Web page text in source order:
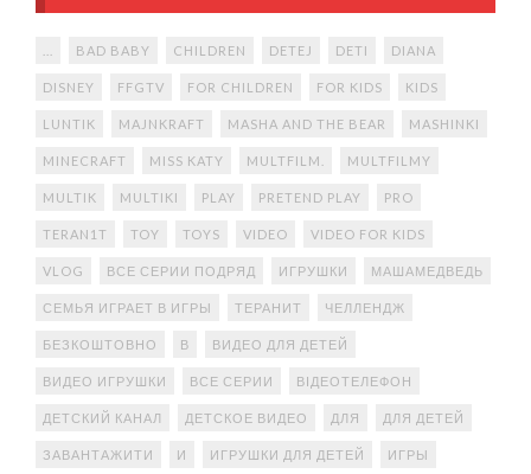
BAD BABY CHILDREN DETEJ DETI DIANA
DISNEY FFGTV FOR CHILDREN FOR KIDS KIDS
LUNTIK MAJNKRAFT MASHA AND THE BEAR MASHINKI
MINECRAFT MISS KATY MULTFILM. MULTFILMY
MULTIK MULTIKI PLAY PRETEND PLAY PRO
TERAN1T TOY TOYS VIDEO VIDEO FOR KIDS
VLOG ВСЕ СЕРИИ ПОДРЯД ИГРУШКИ МАШАМЕДВЕДЬ
СЕМЬЯ ИГРАЕТ В ИГРЫ ТЕРАНИТ ЧЕЛЛЕНДЖ
БЕЗКОШТОВНО В ВИДЕО ДЛЯ ДЕТЕЙ
ВИДЕО ИГРУШКИ ВСЕ СЕРИИ ВІДЕОТЕЛЕФОН
ДЕТСКИЙ КАНАЛ ДЕТСКОЕ ВИДЕО ДЛЯ ДЛЯ ДЕТЕЙ
ЗАВАНТАЖИТИ И ИГРУШКИ ДЛЯ ДЕТЕЙ ИГРЫ